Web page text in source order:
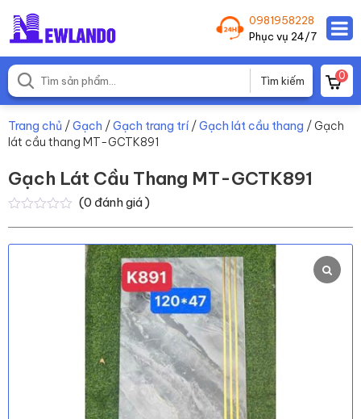
0981958228
Phục vụ 24/7
0
Trang chủ /Gạch /Gạch trang trí/Gạch lát cầu thang / Gạch
lát cầu thang MT-GCTK891
Gạch Lát Cầu Thang MT-GCTK891
5
(0 đánh giá )